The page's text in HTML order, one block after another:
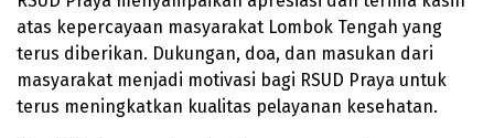
atas kepercayaan masyarakat Lombok Tengah yang
terus diberikan. Dukungan, doa, dan masukan dari
masyarakat menjadi motivasi bagi RSUD Praya untuk
terus meningkatkan kualitas pelayanan kesehatan.